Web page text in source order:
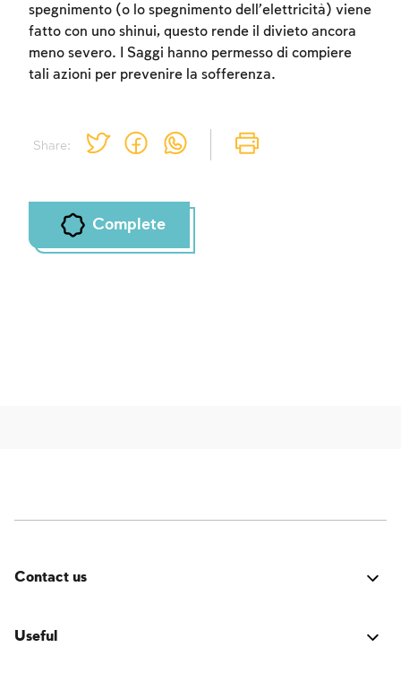
Share:
spegnimento (o lo spegnimento dell’elettricità) viene
fatto con uno shinui, questo rende il divieto ancora
meno severo. I Saggi hanno permesso di compiere
tali azioni per prevenire la sofferenza.
Complete
Contact us
Useful